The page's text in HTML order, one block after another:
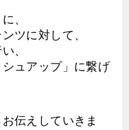
、
ツに対して、
、
ュアップ」に繋げ
伝えしていきま